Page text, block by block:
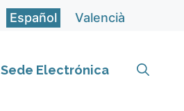
Español Valencià
Sede Electrónica